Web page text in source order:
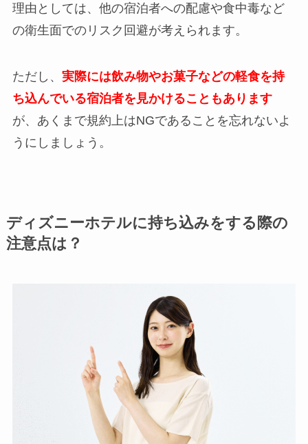
理由としては、他の宿泊者への配慮や食中毒など
の衛生面でのリスク回避が考えられます。
ただし、 実際には飲み物やお菓子などの軽食を持
ち込んでいる宿泊者を見かけることもあります
が、あくまで規約上はNGであることを忘れないよ
うにしましょう。
ディズニーホテルに持ち込みをする際の
注意点は？